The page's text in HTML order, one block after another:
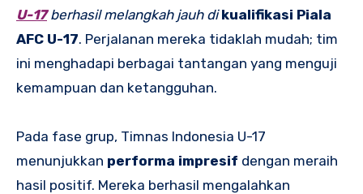
U-17berhasil melangkah jauh di kualifikasi Piala
AFC U-17. Perjalanan mereka tidaklah mudah; tim
ini menghadapi berbagai tantangan yang menguji
kemampuan dan ketangguhan.
Pada fase grup, Timnas Indonesia U-17
menunjukkan performa impresif dengan meraih
hasil positif. Mereka berhasil mengalahkan